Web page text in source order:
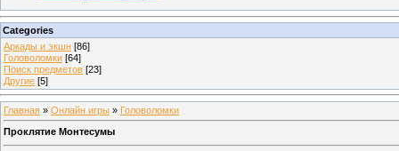
Categories
Аркады и экшн [86]
Головоломки [64]
Поиск предметов [23]
Другие [5]
Главная » Онлайн игры » Головоломки
Проклятие Монтесумы